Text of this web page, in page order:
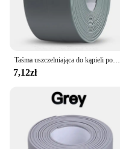
Taśma uszczelniająca do kąpieli pod prysznic paski pcv samoprzylepne wodoodporna naklejka ścienna do łazienki uszczelnienie kuchenne pasek uszczelniający zlew odporny na pleśń
7,12zł